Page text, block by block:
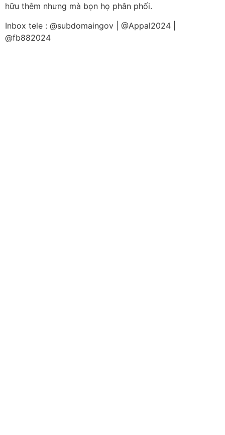
hữu thêm nhưng mà bọn họ phân phối.
Inbox tele : @subdomaingov | @Appal2024 |
@fb882024